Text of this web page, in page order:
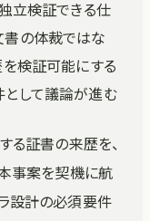
立検証できる仕
書の体裁ではな
を検証可能にする
して議論が進む
る証書の来歴を、
事案を契機に航
設計の必須要件